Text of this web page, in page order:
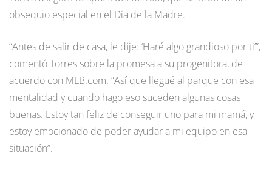
obsequio especial en el Día de la Madre.
“Antes de salir de casa, le dije: ‘Haré algo grandioso por ti’”,
comentó Torres sobre la promesa a su progenitora, de
acuerdo con MLB.com. “Así que llegué al parque con esa
mentalidad y cuando hago eso suceden algunas cosas
buenas. Estoy tan feliz de conseguir uno para mi mamá, y
estoy emocionado de poder ayudar a mi equipo en esa
situación”.